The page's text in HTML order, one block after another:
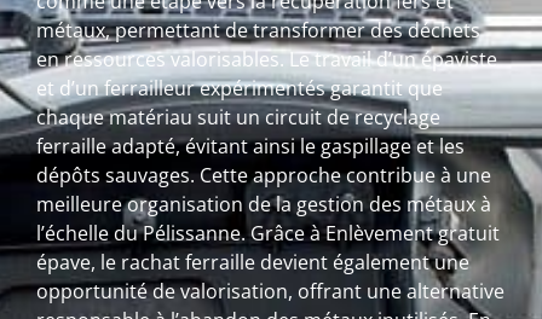
métaux, permettant de transformer des déchets
en ressources valorisables. Le travail d’un épaviste
et d’un ferrailleur expérimentés garantit que
chaque matériau suit un circuit de recyclage
ferraille adapté, évitant ainsi le gaspillage et les
dépôts sauvages. Cette approche contribue à une
meilleure organisation de la gestion des métaux à
l’échelle du Pélissanne. Grâce à Enlèvement gratuit
épave, le rachat ferraille devient également une
opportunité de valorisation, offrant une alternative